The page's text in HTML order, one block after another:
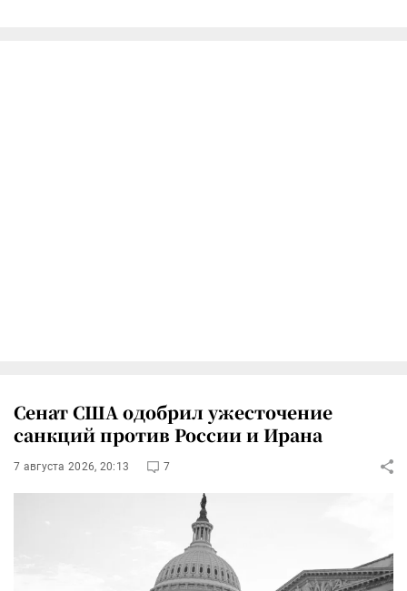
Сенат США одобрил ужесточение
санкций против России и Ирана
7 августа 2026, 20:13 7